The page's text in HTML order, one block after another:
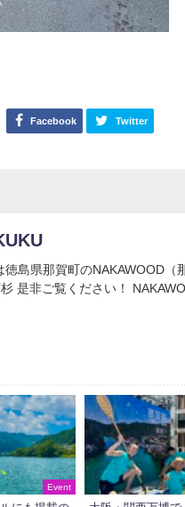
Facebook Twitter
島県那賀町のNAKAWOOD（
是非ご覧ください！
Event